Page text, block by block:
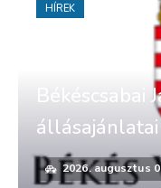
Békéscsabai
állásajánlatai
2026. augusztus
HÍREK